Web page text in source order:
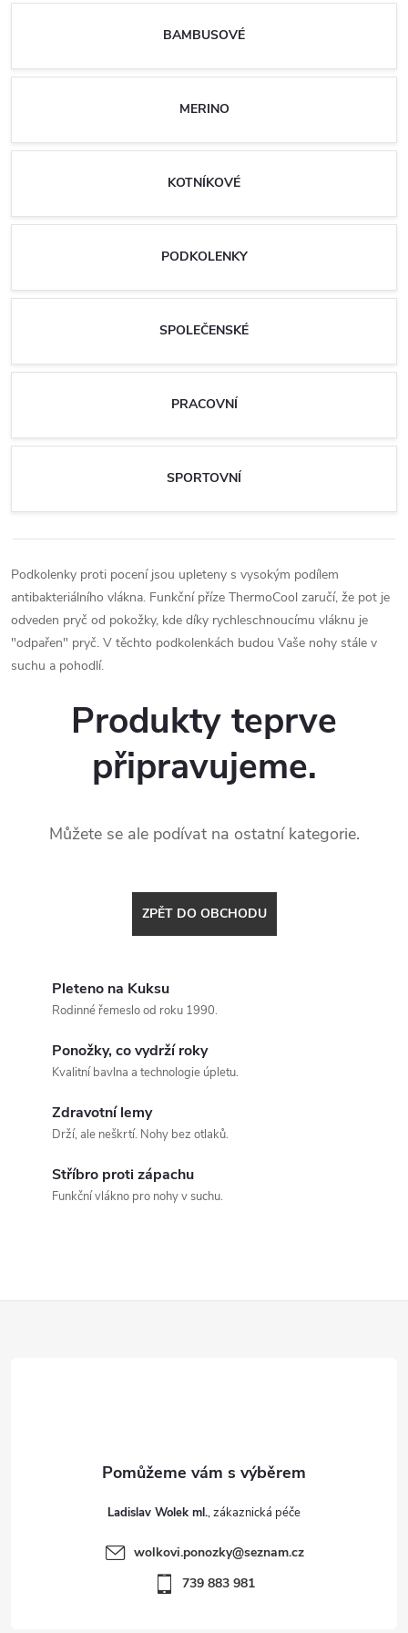
BAMBUSOVÉ
MERINO
KOTNÍKOVÉ
PODKOLENKY
SPOLEČENSKÉ
PRACOVNÍ
SPORTOVNÍ
Podkolenky proti pocení jsou upleteny s vysokým podílem
antibakteriálního vlákna. Funkční příze ThermoCool zaručí, že pot je
odveden pryč od pokožky, kde díky rychleschnoucímu vláknu je
"odpařen" pryč. V těchto podkolenkách budou Vaše nohy stále v
suchu a pohodlí.
Produkty teprve
připravujeme.
Můžete se ale podívat na ostatní kategorie.
ZPĚT DO OBCHODU
Pleteno na Kuksu
Rodinné řemeslo od roku 1990.
Ponožky, co vydrží roky
Kvalitní bavlna a technologie úpletu.
Zdravotní lemy
Drží, ale neškrtí. Nohy bez otlaků.
Stříbro proti zápachu
Funkční vlákno pro nohy v suchu.
Ladislav Wolek ml.
wolkovi.ponozky@seznam.cz
739 883 981